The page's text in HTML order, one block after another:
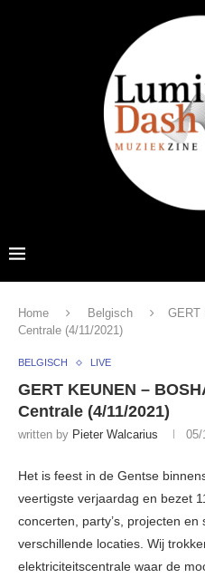
Home Belgisch
GERT
Centrale (4/11/2021)
BELGISCH LIVE
GERT KEUNEN –
Centrale (4/11/2021)
written by Pieter Walcarius 05/
Het is feest in de Gentse
veertigste verjaardag en bezet
concerten, party’s, projecten
verschillende locaties. Wij
elektriciteitscentrale waar de